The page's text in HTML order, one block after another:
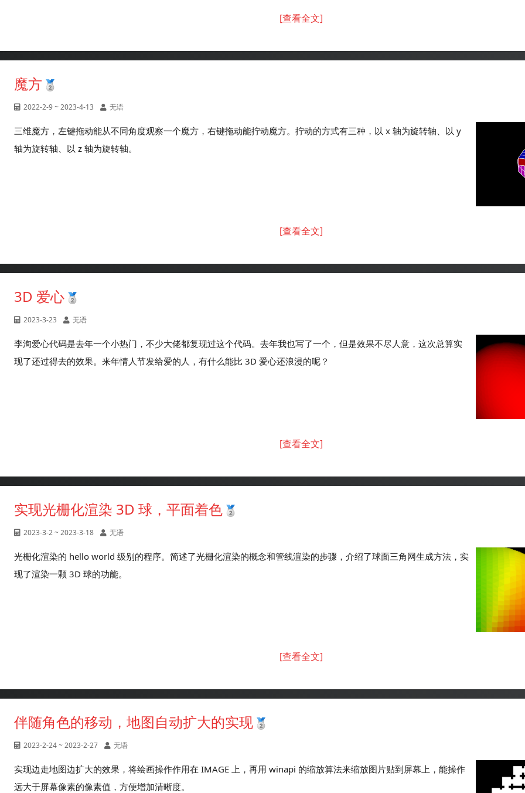
[查看全文]
魔方
2022-2-9 ~ 2023-4-13 无语
三维魔方，左键拖动能从不同角度观察一个魔方，右键拖动能拧动魔方。拧动的方式有三种，以 x 轴为旋转轴、以 y
轴为旋转轴、以 z 轴为旋转轴。
[查看全文]
3D 爱心
2023-3-23 无语
李洵爱心代码是去年一个小热门，不少大佬都复现过这个代码。去年我也写了一个，但是效果不尽人意，这次总算实
现了还过得去的效果。来年情人节发给爱的人，有什么能比 3D 爱心还浪漫的呢？
[查看全文]
实现光栅化渲染 3D 球，平面着色
2023-3-2 ~ 2023-3-18 无语
光栅化渲染的 hello world 级别的程序。简述了光栅化渲染的概念和管线渲染的步骤，介绍了球面三角网生成方法，实
现了渲染一颗 3D 球的功能。
[查看全文]
伴随角色的移动，地图自动扩大的实现
2023-2-24 ~ 2023-2-27 无语
实现边走地图边扩大的效果，将绘画操作作用在 IMAGE 上，再用 winapi 的缩放算法来缩放图片贴到屏幕上，能操作
远大于屏幕像素的像素值，方便增加清晰度。